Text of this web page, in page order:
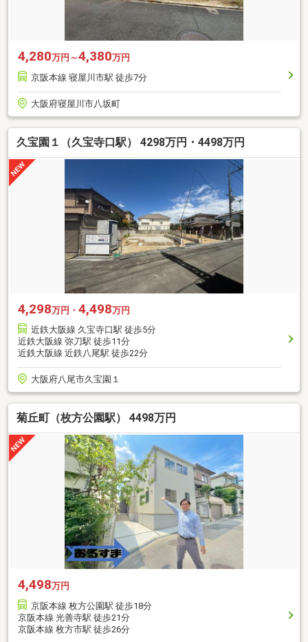
4,280万円～4,380万円
京阪本線 寝屋川市駅 徒歩7分
大阪府寝屋川市八坂町
久宝園１（久宝寺口駅） 4298万円・4498万円
4,298万円・ 4,498万円
近鉄大阪線 久宝寺口駅 徒歩5分
近鉄大阪線 弥刀駅 徒歩11分
近鉄大阪線 近鉄八尾駅 徒歩22分
大阪府八尾市久宝園１
菊丘町（枚方公園駅） 4498万円
4,498万円
京阪本線 枚方公園駅 徒歩18分
京阪本線 光善寺駅 徒歩21分
京阪本線 枚方市駅 徒歩26分